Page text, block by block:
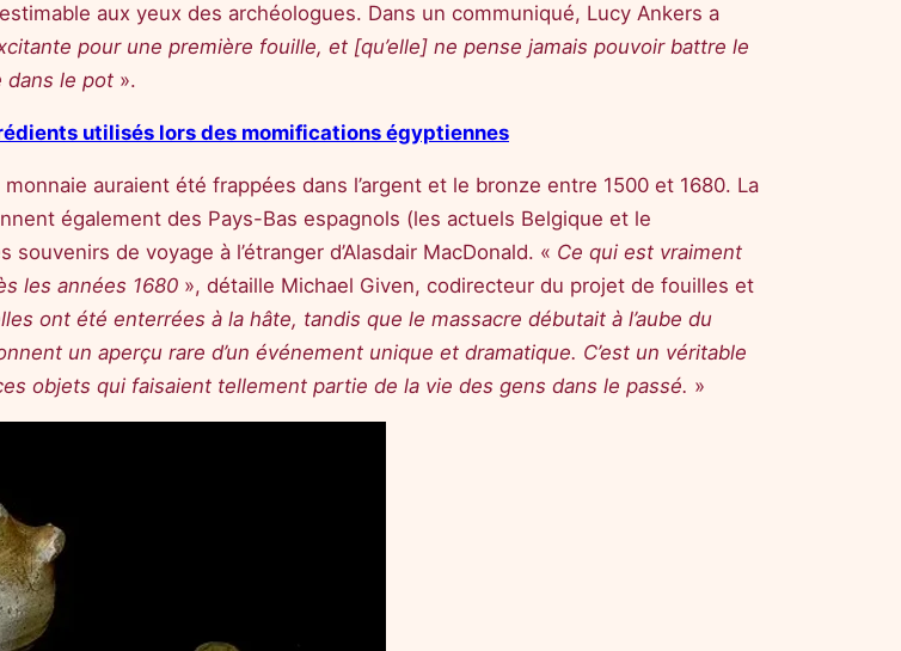
aux yeux des archéologues. Dans un communiqué, Lucy Ankers a
pour une première fouille, et [qu’elle] ne pense jamais pouvoir battre le
dans le pot ».
utilisés lors des momifications égyptiennes
auraient été frappées dans l’argent et le bronze entre 1500 et 1680. La
également des Pays-Bas espagnols (les actuels Belgique et le
de voyage à l’étranger d’Alasdair MacDonald. « Ce qui est vraiment
les années 1680 », détaille Michael Given, codirecteur du projet de fouilles et
ont été enterrées à la hâte, tandis que le massacre débutait à l’aube du
un aperçu rare d’un événement unique et dramatique. C’est un véritable
objets qui faisaient tellement partie de la vie des gens dans le passé. »